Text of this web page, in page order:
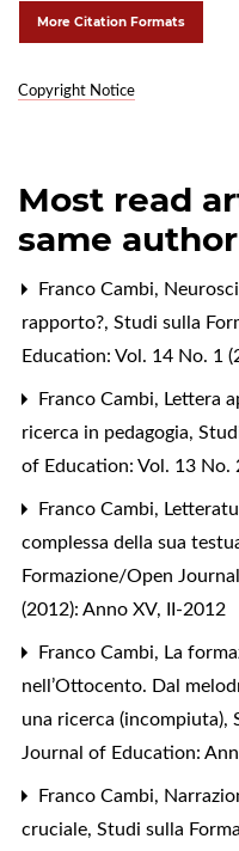
More Citation Formats
Copyright Notice
Most read
same
Franco Cambi,
rapporto?, Studi sulla
Education: Vol. 14 No. 1
Franco Cambi, Lettera
ricerca in pedagogia,
of Education: Vol. 13 No.
Franco Cambi,
complessa della sua
Formazione/Open
(2012): Anno XV, II-2012
Franco Cambi, La
nell’Ottocento. Dal
una ricerca (incompiuta),
Journal of Education:
Franco Cambi,
cruciale, Studi sulla